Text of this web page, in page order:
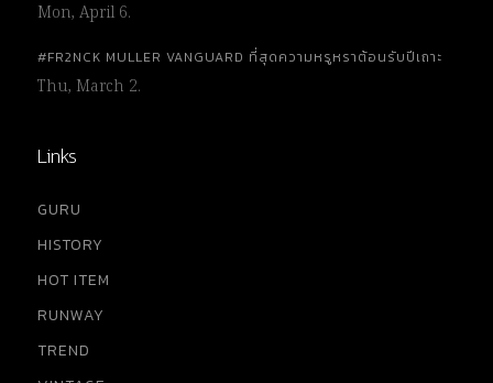
Mon, April 6.
#FR2NCK MULLER VANGUARD ที่สุดความหรูหราต้อนรับปีเถาะ
Thu, March 2.
Links
GURU
HISTORY
HOT ITEM
RUNWAY
TREND